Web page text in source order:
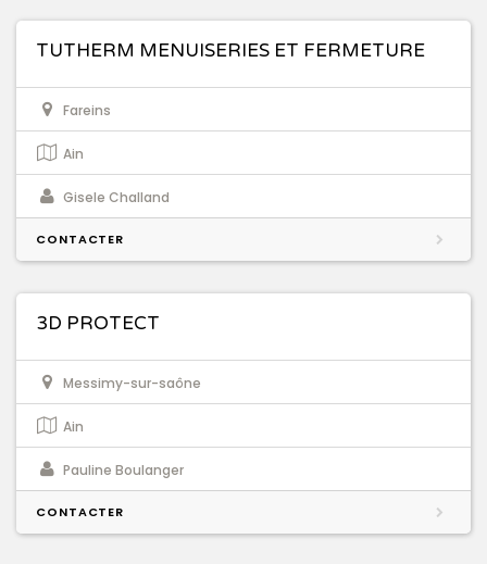
TUTHERM MENUISERIES ET FERMETURE
Fareins
Ain
Gisele Challand
CONTACTER
3D PROTECT
Messimy-sur-saône
Ain
Pauline Boulanger
CONTACTER